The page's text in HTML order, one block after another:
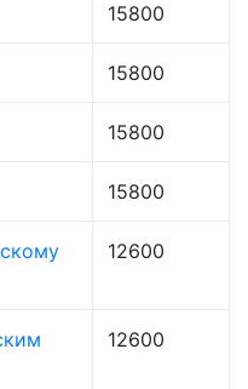
15800
15800
15800
15800
12600
12600